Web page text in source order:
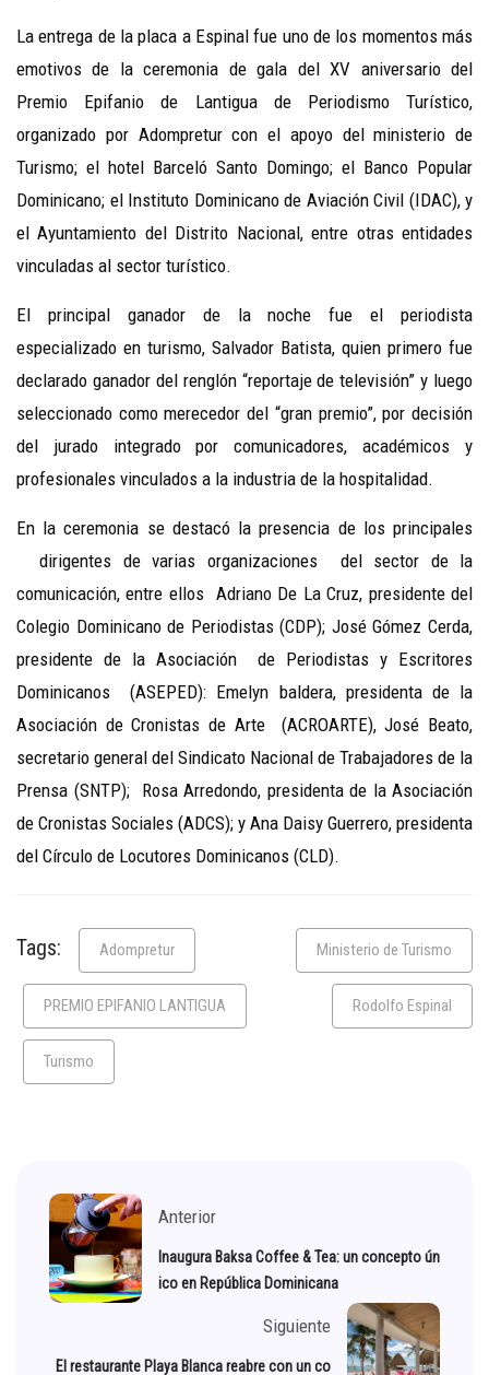
La entrega de la placa a Espinal fue uno de los momentos más
emotivos de la ceremonia de gala del XV aniversario del
Premio Epifanio de Lantigua de Periodismo Turístico,
organizado por Adompretur con el apoyo del ministerio de
Turismo; el hotel Barceló Santo Domingo; el Banco Popular
Dominicano; el Instituto Dominicano de Aviación Civil (IDAC), y
el Ayuntamiento del Distrito Nacional, entre otras entidades
vinculadas al sector turístico.
El principal ganador de la noche fue el periodista
especializado en turismo, Salvador Batista, quien primero fue
declarado ganador del renglón “reportaje de televisión” y luego
seleccionado como merecedor del “gran premio”, por decisión
del jurado integrado por comunicadores, académicos y
profesionales vinculados a la industria de la hospitalidad.
En la ceremonia se destacó la presencia de los principales
dirigentes de varias organizaciones del sector de la
comunicación, entre ellos Adriano De La Cruz, presidente del
Colegio Dominicano de Periodistas (CDP); José Gómez Cerda,
presidente de la Asociación de Periodistas y Escritores
Dominicanos (ASEPED): Emelyn baldera, presidenta de la
Asociación de Cronistas de Arte (ACROARTE), José Beato,
secretario general del Sindicato Nacional de Trabajadores de la
Prensa (SNTP); Rosa Arredondo, presidenta de la Asociación
de Cronistas Sociales (ADCS); y Ana Daisy Guerrero, presidenta
del Círculo de Locutores Dominicanos (CLD).
Tags: Adompretur Ministerio de Turismo
PREMIO EPIFANIO LANTIGUA Rodolfo Espinal
Turismo
Anterior
Inaugura Baksa Coffee & Tea: un concepto ún
ico en República Dominicana
Siguiente
El restaurante Playa Blanca reabre con un co